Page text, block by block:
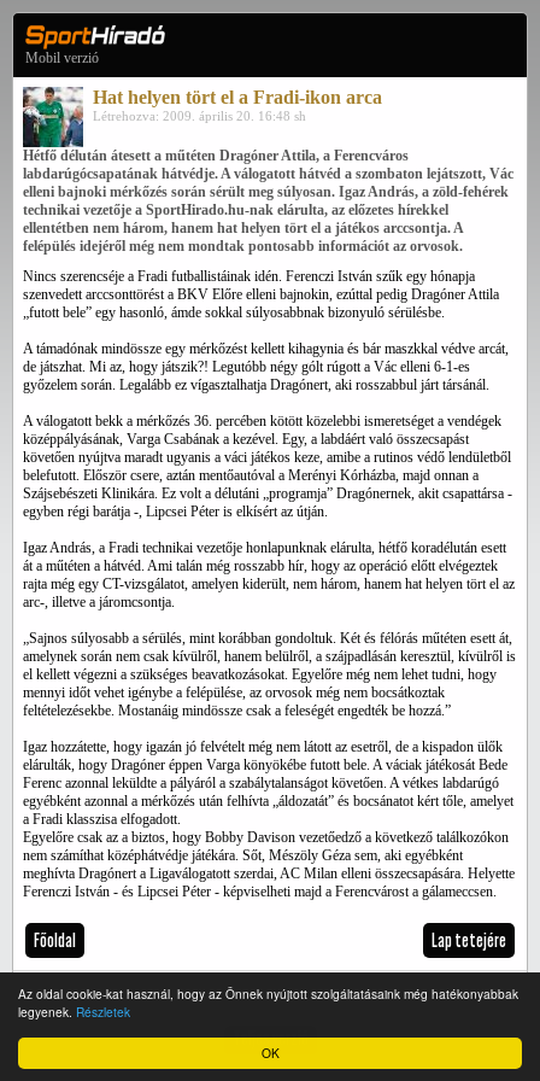
OK
Az oldal cookie-kat használ, hogy az Önnek nyújtott szolgáltatásaink még hatékonyabbak
legyenek. Részletek
Mobil verzió
Hat helyen tört el a Fradi-ikon arca
Létrehozva: 2009. április 20. 16:48 sh
Hétfő délután átesett a műtéten Dragóner Attila, a Ferencváros
labdarúgócsapatának hátvédje. A válogatott hátvéd a szombaton lejátszott, Vác
elleni bajnoki mérkőzés során sérült meg súlyosan. Igaz András, a zöld-fehérek
technikai vezetője a SportHirado.hu-nak elárulta, az előzetes hírekkel
ellentétben nem három, hanem hat helyen tört el a játékos arccsontja. A
felépülés idejéről még nem mondtak pontosabb információt az orvosok.
Nincs szerencséje a Fradi futballistáinak idén. Ferenczi István szűk egy hónapja
szenvedett arccsonttörést a BKV Előre elleni bajnokin, ezúttal pedig Dragóner Attila
„futott bele” egy hasonló, ámde sokkal súlyosabbnak bizonyuló sérülésbe.
A támadónak mindössze egy mérkőzést kellett kihagynia és bár maszkkal védve arcát,
de játszhat. Mi az, hogy játszik?! Legutóbb négy gólt rúgott a Vác elleni 6-1-es
győzelem során. Legalább ez vígasztalhatja Dragónert, aki rosszabbul járt társánál.
A válogatott bekk a mérkőzés 36. percében kötött közelebbi ismeretséget a vendégek
középpályásának, Varga Csabának a kezével. Egy, a labdáért való összecsapást
követően nyújtva maradt ugyanis a váci játékos keze, amibe a rutinos védő lendületből
belefutott. Először csere, aztán mentőautóval a Merényi Kórházba, majd onnan a
Szájsebészeti Klinikára. Ez volt a délutáni „programja” Dragónernek, akit csapattársa -
egyben régi barátja -, Lipcsei Péter is elkísért az útján.
Igaz András, a Fradi technikai vezetője honlapunknak elárulta, hétfő koradélután esett
át a műtéten a hátvéd. Ami talán még rosszabb hír, hogy az operáció előtt elvégeztek
rajta még egy CT-vizsgálatot, amelyen kiderült, nem három, hanem hat helyen tört el az
arc-, illetve a járomcsontja.
„Sajnos súlyosabb a sérülés, mint korábban gondoltuk. Két és félórás műtéten esett át,
amelynek során nem csak kívülről, hanem belülről, a szájpadlásán keresztül, kívülről is
el kellett végezni a szükséges beavatkozásokat. Egyelőre még nem lehet tudni, hogy
mennyi időt vehet igénybe a felépülése, az orvosok még nem bocsátkoztak
feltételezésekbe. Mostanáig mindössze csak a feleségét engedték be hozzá.”
Igaz hozzátette, hogy igazán jó felvételt még nem látott az esetről, de a kispadon ülők
elárulták, hogy Dragóner éppen Varga könyökébe futott bele. A váciak játékosát Bede
Ferenc azonnal leküldte a pályáról a szabálytalanságot követően. A vétkes labdarúgó
egyébként azonnal a mérkőzés után felhívta „áldozatát” és bocsánatot kért tőle, amelyet
a Fradi klasszisa elfogadott.
Egyelőre csak az a biztos, hogy Bobby Davison vezetőedző a következő találkozókon
nem számíthat középhátvédje játékára. Sőt, Mészöly Géza sem, aki egyébként
meghívta Dragónert a Ligaválogatott szerdai, AC Milan elleni összecsapására. Helyette
Ferenczi István - és Lipcsei Péter - képviselheti majd a Ferencvárost a gálameccsen.
Főoldal Lap tetejére
Teljes verzió